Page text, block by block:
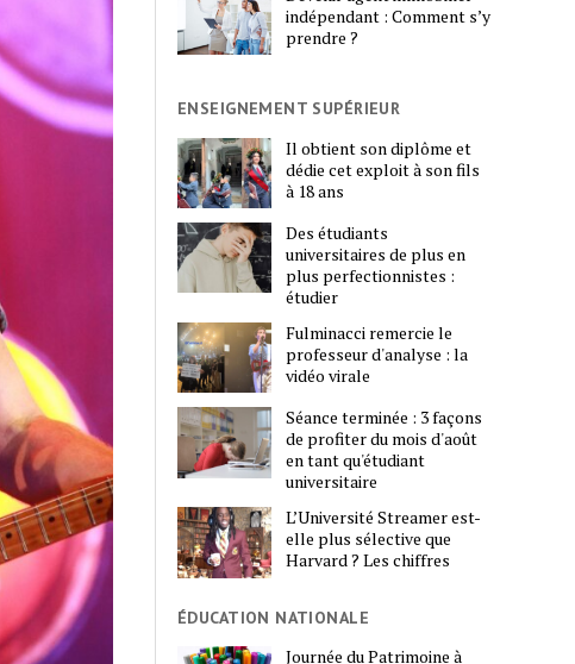
indépendant : Comment s’y
prendre ?
ENSEIGNEMENT SUPÉRIEUR
Il obtient son diplôme et
dédie cet exploit à son fils
à 18 ans
Des étudiants
universitaires de plus en
plus perfectionnistes :
étudier
Fulminacci remercie le
professeur d'analyse : la
vidéo virale
Séance terminée : 3 façons
de profiter du mois d'août
en tant qu'étudiant
universitaire
L’Université Streamer est-
elle plus sélective que
Harvard ? Les chiffres
ÉDUCATION NATIONALE
Journée du Patrimoine à